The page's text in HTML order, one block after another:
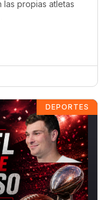
propias atletas
DEPORTES